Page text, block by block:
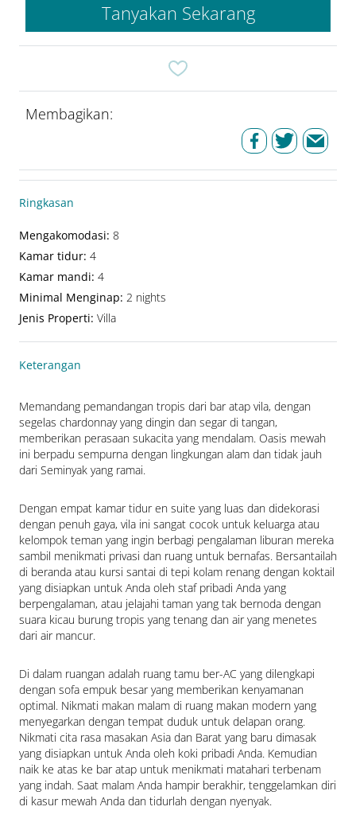
Tanyakan Sekarang
Membagikan:
Ringkasan
Mengakomodasi: 8
Kamar tidur: 4
Kamar mandi: 4
Minimal Menginap: 2 nights
Jenis Properti: Villa
Keterangan
Memandang pemandangan tropis dari bar atap vila, dengan
segelas chardonnay yang dingin dan segar di tangan,
memberikan perasaan sukacita yang mendalam. Oasis mewah
ini berpadu sempurna dengan lingkungan alam dan tidak jauh
dari Seminyak yang ramai.
Dengan empat kamar tidur en suite yang luas dan didekorasi
dengan penuh gaya, vila ini sangat cocok untuk keluarga atau
kelompok teman yang ingin berbagi pengalaman liburan mereka
sambil menikmati privasi dan ruang untuk bernafas. Bersantailah
di beranda atau kursi santai di tepi kolam renang dengan koktail
yang disiapkan untuk Anda oleh staf pribadi Anda yang
berpengalaman, atau jelajahi taman yang tak bernoda dengan
suara kicau burung tropis yang tenang dan air yang menetes
dari air mancur.
Di dalam ruangan adalah ruang tamu ber-AC yang dilengkapi
dengan sofa empuk besar yang memberikan kenyamanan
optimal. Nikmati makan malam di ruang makan modern yang
menyegarkan dengan tempat duduk untuk delapan orang.
Nikmati cita rasa masakan Asia dan Barat yang baru dimasak
yang disiapkan untuk Anda oleh koki pribadi Anda. Kemudian
naik ke atas ke bar atap untuk menikmati matahari terbenam
yang indah. Saat malam Anda hampir berakhir, tenggelamkan diri
di kasur mewah Anda dan tidurlah dengan nyenyak.